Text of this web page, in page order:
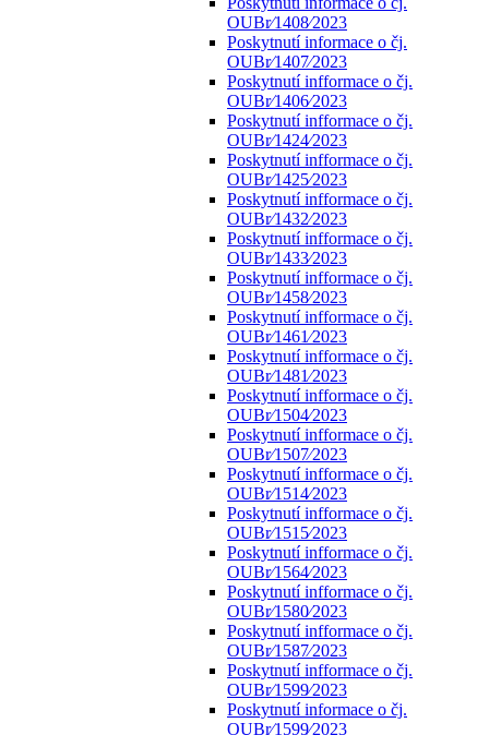
OUBr⁄1408⁄2023
Poskytnutí informace o čj.
OUBr⁄1407⁄2023
Poskytnutí infformace o čj.
OUBr⁄1406⁄2023
Poskytnutí infformace o čj.
OUBr⁄1424⁄2023
Poskytnutí infformace o čj.
OUBr⁄1425⁄2023
Poskytnutí infformace o čj.
OUBr⁄1432⁄2023
Poskytnutí infformace o čj.
OUBr⁄1433⁄2023
Poskytnutí infformace o čj.
OUBr⁄1458⁄2023
Poskytnutí infformace o čj.
OUBr⁄1461⁄2023
Poskytnutí infformace o čj.
OUBr⁄1481⁄2023
Poskytnutí infformace o čj.
OUBr⁄1504⁄2023
Poskytnutí infformace o čj.
OUBr⁄1507⁄2023
Poskytnutí infformace o čj.
OUBr⁄1514⁄2023
Poskytnutí infformace o čj.
OUBr⁄1515⁄2023
Poskytnutí infformace o čj.
OUBr⁄1564⁄2023
Poskytnutí infformace o čj.
OUBr⁄1580⁄2023
Poskytnutí infformace o čj.
OUBr⁄1587⁄2023
Poskytnutí infformace o čj.
OUBr⁄1599⁄2023
Poskytnutí informace o čj.
OUBr⁄1599⁄2023